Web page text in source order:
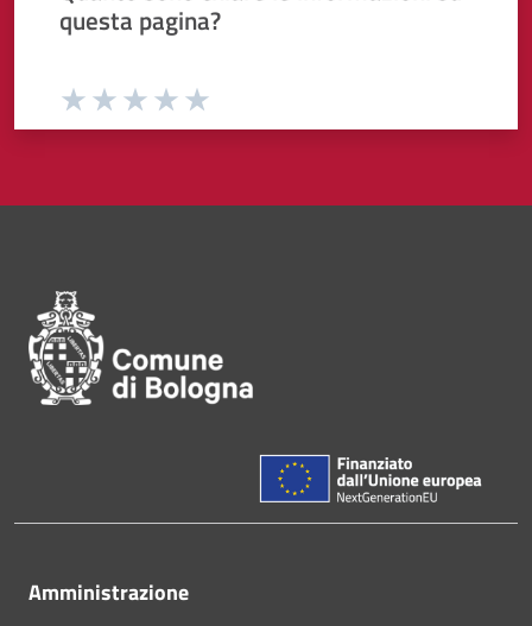
questa pagina?
Valuta da 1 a 5 stelle la paginaValuta 4 stelle su 5
Valuta 3 stelle su 5
Valuta 2 stelle su 5
Valuta 1 stelle su 5
Amministrazione